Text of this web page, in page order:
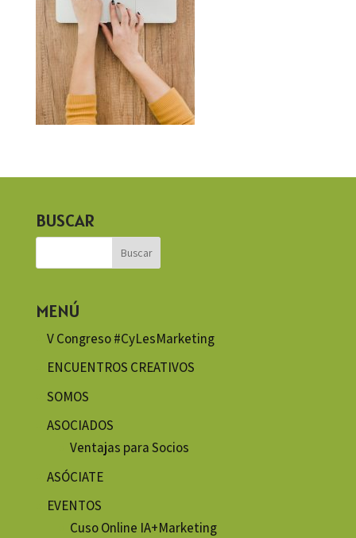
BUSCAR
MENÚ
V Congreso #CyLesMarketing
ENCUENTROS CREATIVOS
SOMOS
ASOCIADOS
Ventajas para Socios
ASÓCIATE
EVENTOS
Cuso Online IA+Marketing